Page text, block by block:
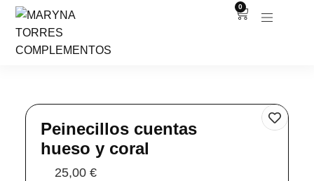
0
Peinecillos cuentas
hueso y coral
25,00€